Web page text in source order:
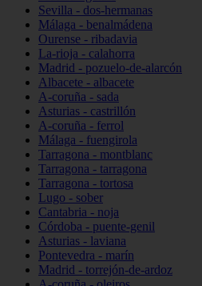
Sevilla - dos-hermanas
Málaga - benalmádena
Ourense - ribadavia
La-rioja - calahorra
Madrid - pozuelo-de-alarcón
Albacete - albacete
A-coruña - sada
Asturias - castrillón
A-coruña - ferrol
Málaga - fuengirola
Tarragona - montblanc
Tarragona - tarragona
Tarragona - tortosa
Lugo - sober
Cantabria - noja
Córdoba - puente-genil
Asturias - laviana
Pontevedra - marín
Madrid - torrejón-de-ardoz